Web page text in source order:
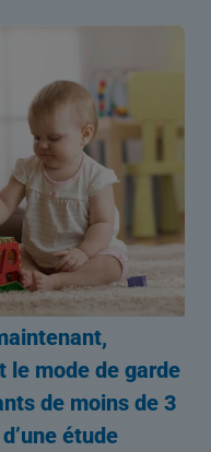
le mode de garde
de moins de 3
étude